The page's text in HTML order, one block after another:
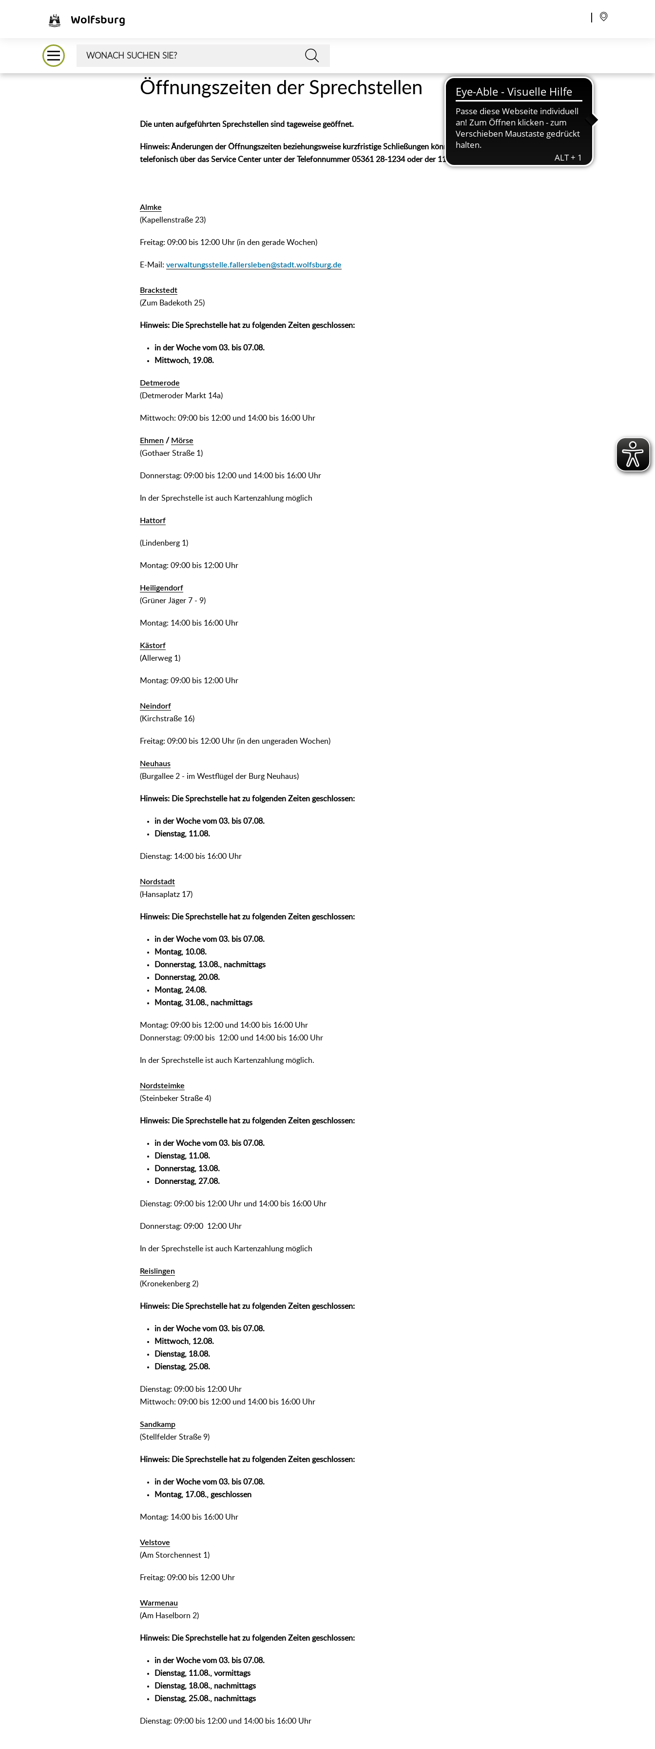
Wolfsburg
Öffnungszeiten der Sprechstellen
Die unten aufgeführten Sprechstellen sind tageweise geöffnet.
Hinweis: Änderungen der Öffnungszeiten beziehungsweise kurzfristige Schließungen können Sie morgens
telefonisch über das Service Center unter der Telefonnummer 05361 28-1234 oder der 115 erfragen.
Almke
(Kapellenstraße 23)
Freitag: 09:00 bis 12:00 Uhr (in den gerade Wochen)
E-Mail:verwaltungsstelle.fallersleben@stadt.wolfsburg.de
Brackstedt
(Zum Badekoth 25)
Hinweis: Die Sprechstelle hat zu folgenden Zeiten geschlossen:
in der Woche vom 03. bis 07.08.
Mittwoch, 19.08.
Detmerode
(Detmeroder Markt 14a)
Mittwoch: 09:00 bis 12:00 und 14:00 bis 16:00 Uhr
Ehmen / Mörse
(Gothaer Straße 1)
Donnerstag: 09:00 bis 12:00 und 14:00 bis 16:00 Uhr
In der Sprechstelle ist auch Kartenzahlung möglich
Hattorf
(Lindenberg 1)
Montag: 09:00 bis 12:00 Uhr
Heiligendorf
(Grüner Jäger 7 - 9)
Montag: 14:00 bis 16:00 Uhr
Kästorf
(Allerweg 1)
Montag: 09:00 bis 12:00 Uhr
Neindorf
(Kirchstraße 16)
Freitag: 09:00 bis 12:00 Uhr (in den ungeraden Wochen)
Neuhaus
(Burgallee 2 - im Westflügel der Burg Neuhaus)
Hinweis: Die Sprechstelle hat zu folgenden Zeiten geschlossen:
in der Woche vom 03. bis 07.08.
Dienstag, 11.08.
Dienstag: 14:00 bis 16:00 Uhr
Nordstadt
(Hansaplatz 17)
Hinweis: Die Sprechstelle hat zu folgenden Zeiten geschlossen:
in der Woche vom 03. bis 07.08.
Montag, 10.08.
Donnerstag, 13.08., nachmittags
Donnerstag, 20.08.
Montag, 24.08.
Montag, 31.08., nachmittags
Montag: 09:00 bis 12:00 und 14:00 bis 16:00 Uhr
Donnerstag: 09:00 bis 12:00 und 14:00 bis 16:00 Uhr
In der Sprechstelle ist auch Kartenzahlung möglich.
Nordsteimke
(Steinbeker Straße 4)
Hinweis: Die Sprechstelle hat zu folgenden Zeiten geschlossen:
in der Woche vom 03. bis 07.08.
Dienstag, 11.08.
Donnerstag, 13.08.
Donnerstag, 27.08.
Dienstag: 09:00 bis 12:00 Uhr und 14:00 bis 16:00 Uhr
Donnerstag: 09:00 12:00 Uhr
In der Sprechstelle ist auch Kartenzahlung möglich
Reislingen
(Kronekenberg 2)
Hinweis: Die Sprechstelle hat zu folgenden Zeiten geschlossen:
in der Woche vom 03. bis 07.08.
Mittwoch, 12.08.
Dienstag, 18.08.
Dienstag, 25.08.
Dienstag: 09:00 bis 12:00 Uhr
Mittwoch: 09:00 bis 12:00 und 14:00 bis 16:00 Uhr
Sandkamp
(Stellfelder Straße 9)
Hinweis: Die Sprechstelle hat zu folgenden Zeiten geschlossen:
in der Woche vom 03. bis 07.08.
Montag, 17.08., geschlossen
Montag: 14:00 bis 16:00 Uhr
Velstove
(Am Storchennest 1)
Freitag: 09:00 bis 12:00 Uhr
Warmenau
(Am Haselborn 2)
Hinweis: Die Sprechstelle hat zu folgenden Zeiten geschlossen:
in der Woche vom 03. bis 07.08.
Dienstag, 11.08., vormittags
Dienstag, 18.08., nachmittags
Dienstag, 25.08., nachmittags
Dienstag: 09:00 bis 12:00 und 14:00 bis 16:00 Uhr